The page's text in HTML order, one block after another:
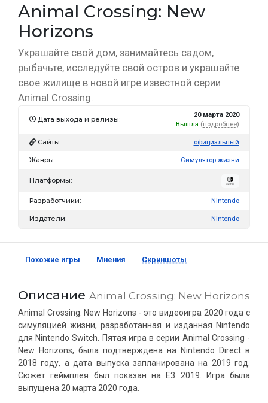
Animal Crossing: New
Horizons
Украшайте свой дом, занимайтесь садом,
рыбачьте, исследуйте свой остров и украшайте
свое жилище в новой игре известной серии
Animal Crossing.
Дата выхода и релизы:
20 марта 2020
Вышла (подробнее)
Сайты официальный
Жанры: Симулятор жизни
Платформы:
Разработчики: Nintendo
Издатели: Nintendo
Похожие игры Мнения Скриншоты
Описание Animal Crossing: New Horizons
Animal Crossing: New Horizons - это видеоигра 2020 года с
симуляцией жизни, разработанная и изданная Nintendo
для Nintendo Switch. Пятая игра в серии Animal Crossing -
New Horizons, была подтверждена на Nintendo Direct в
2018 году, а дата выпуска запланирована на 2019 год.
Сюжет геймплея был показан на E3 2019. Игра была
выпущена 20 марта 2020 года.